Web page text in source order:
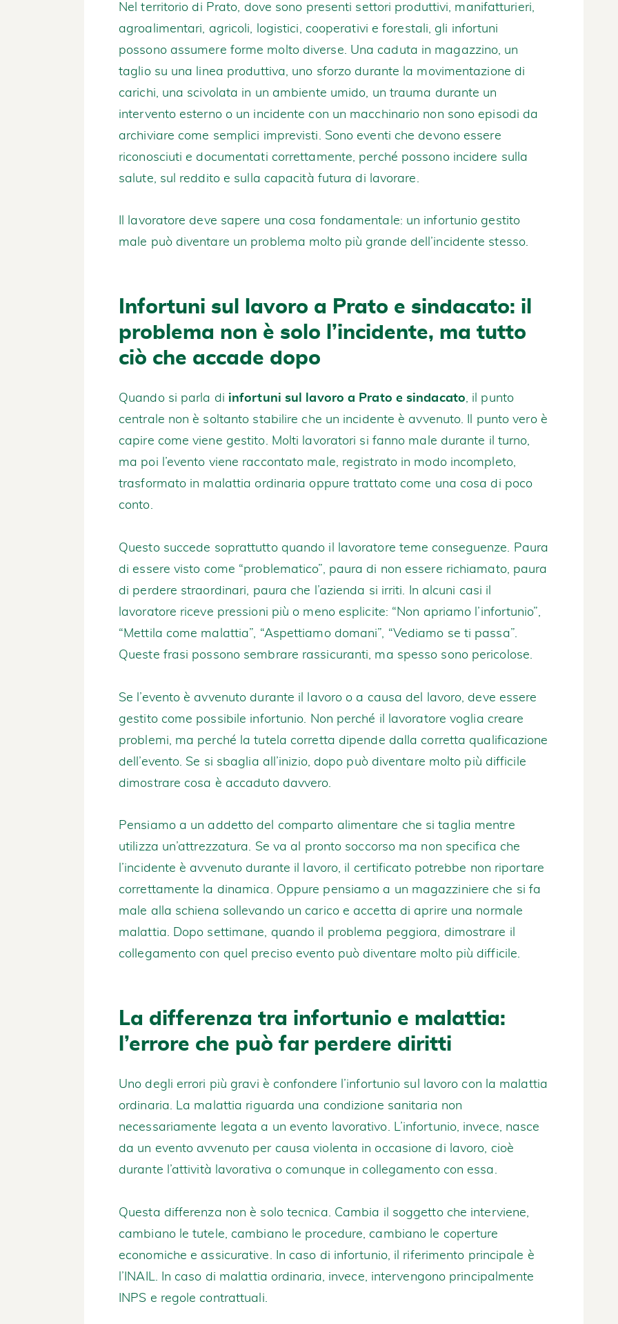
Nel territorio di Prato, dove sono presenti settori produttivi, manifatturieri,
agroalimentari, agricoli, logistici, cooperativi e forestali, gli infortuni
possono assumere forme molto diverse. Una caduta in magazzino, un
taglio su una linea produttiva, uno sforzo durante la movimentazione di
carichi, una scivolata in un ambiente umido, un trauma durante un
intervento esterno o un incidente con un macchinario non sono episodi da
archiviare come semplici imprevisti. Sono eventi che devono essere
riconosciuti e documentati correttamente, perché possono incidere sulla
salute, sul reddito e sulla capacità futura di lavorare.
Il lavoratore deve sapere una cosa fondamentale: un infortunio gestito
male può diventare un problema molto più grande dell’incidente stesso.
Infortuni sul lavoro a Prato e sindacato: il
problema non è solo l’incidente, ma tutto
ciò che accade dopo
Quando si parla di infortuni sul lavoro a Prato e sindacato, il punto
centrale non è soltanto stabilire che un incidente è avvenuto. Il punto vero è
capire come viene gestito. Molti lavoratori si fanno male durante il turno,
ma poi l’evento viene raccontato male, registrato in modo incompleto,
trasformato in malattia ordinaria oppure trattato come una cosa di poco
conto.
Questo succede soprattutto quando il lavoratore teme conseguenze. Paura
di essere visto come “problematico”, paura di non essere richiamato, paura
di perdere straordinari, paura che l’azienda si irriti. In alcuni casi il
lavoratore riceve pressioni più o meno esplicite: “Non apriamo l’infortunio”,
“Mettila come malattia”, “Aspettiamo domani”, “Vediamo se ti passa”.
Queste frasi possono sembrare rassicuranti, ma spesso sono pericolose.
Se l’evento è avvenuto durante il lavoro o a causa del lavoro, deve essere
gestito come possibile infortunio. Non perché il lavoratore voglia creare
problemi, ma perché la tutela corretta dipende dalla corretta qualificazione
dell’evento. Se si sbaglia all’inizio, dopo può diventare molto più difficile
dimostrare cosa è accaduto davvero.
Pensiamo a un addetto del comparto alimentare che si taglia mentre
utilizza un’attrezzatura. Se va al pronto soccorso ma non specifica che
l’incidente è avvenuto durante il lavoro, il certificato potrebbe non riportare
correttamente la dinamica. Oppure pensiamo a un magazziniere che si fa
male alla schiena sollevando un carico e accetta di aprire una normale
malattia. Dopo settimane, quando il problema peggiora, dimostrare il
collegamento con quel preciso evento può diventare molto più difficile.
La differenza tra infortunio e malattia:
l’errore che può far perdere diritti
Uno degli errori più gravi è confondere l’infortunio sul lavoro con la malattia
ordinaria. La malattia riguarda una condizione sanitaria non
necessariamente legata a un evento lavorativo. L’infortunio, invece, nasce
da un evento avvenuto per causa violenta in occasione di lavoro, cioè
durante l’attività lavorativa o comunque in collegamento con essa.
Questa differenza non è solo tecnica. Cambia il soggetto che interviene,
cambiano le tutele, cambiano le procedure, cambiano le coperture
economiche e assicurative. In caso di infortunio, il riferimento principale è
l’INAIL. In caso di malattia ordinaria, invece, intervengono principalmente
INPS e regole contrattuali.